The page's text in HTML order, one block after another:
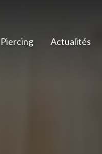
Piercing Actualités